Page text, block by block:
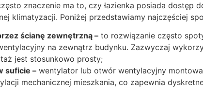
znaczenie ma to, czy łazienka posiada dostęp
klimatyzacji. Poniżej przedstawiamy najczęściej
ścianę zewnętrzną – to rozwiązanie często
na zewnątrz budynku. Zazwyczaj
jest stosunkowo prosty;
suficie – wentylator lub otwór wentylacyjny
mechanicznej mieszkania, co zapewnia